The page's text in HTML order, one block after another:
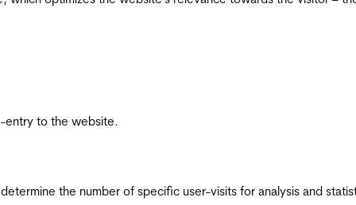
entry to the website.
the number of specific user-visits for analysis and